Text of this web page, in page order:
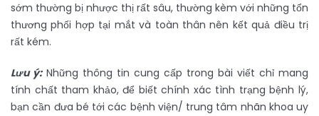
sớm thường bị nhược thị rất sâu, thường kèm với những tổn
thương phối hợp tại mắt và toàn thân nên kết quả điều trị
rất kém.
Lưu ý:Những thông tin cung cấp trong bài viết chỉ mang
tính chất tham khảo, để biết chính xác tình trạng bệnh lý,
bạn cần đưa bé tới các bệnh viện/ trung tâm nhãn khoa uy